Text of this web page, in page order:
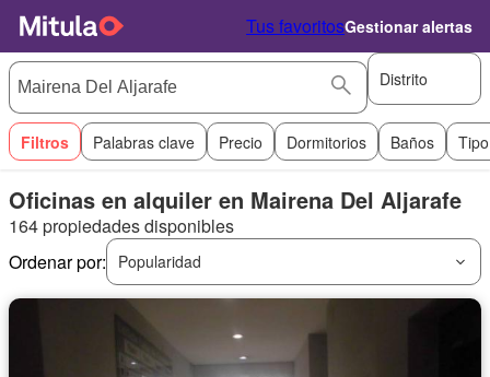
Tus favoritosGestionar alertas
Distrito
Filtros Palabras clave Precio Dormitorios Baños
Oficinas en alquiler en Mairena Del Aljarafe
164 propiedades disponibles
Ordenar por:
Popularidad